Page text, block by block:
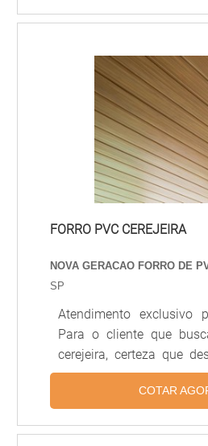
material homogêneo
adequado para a
por isso, a cola para
das maneiras mais
para rodapé de mdf A
oferece diversas
FORRO PVC CEREJEIRA
NOVA GERACAO FORRO DE
SP
Atendimento exclusivo
Para o cliente que
cerejeira, certeza que
do segmento Nova
Recebendo uma
líder em qualidade.
COTAR